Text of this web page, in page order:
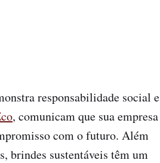
responsabilidade social e
, comunicam que sua empresa
com o futuro. Além
brindes sustentáveis têm um